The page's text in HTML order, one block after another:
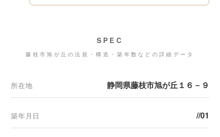
SPEC
藤枝市旭が丘の法規・構造・築年数などの詳細データ
所在地 静岡県藤枝市旭が丘１６－９
築年月日 //01